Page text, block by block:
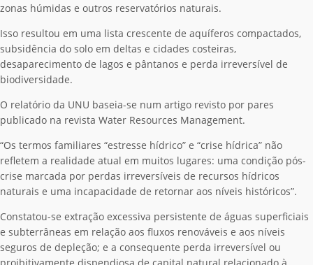
zonas húmidas e outros reservatórios naturais.
Isso resultou em uma lista crescente de aquíferos compactados,
subsidência do solo em deltas e cidades costeiras,
desaparecimento de lagos e pântanos e perda irreversível de
biodiversidade.
O relatório da UNU baseia-se num artigo revisto por pares
publicado na revista Water Resources Management.
“Os termos familiares “estresse hídrico” e “crise hídrica” não
refletem a realidade atual em muitos lugares: uma condição pós-
crise marcada por perdas irreversíveis de recursos hídricos
naturais e uma incapacidade de retornar aos níveis históricos”.
Constatou-se extração excessiva persistente de águas superficiais
e subterrâneas em relação aos fluxos renováveis ​​e aos níveis
seguros de depleção; e a consequente perda irreversível ou